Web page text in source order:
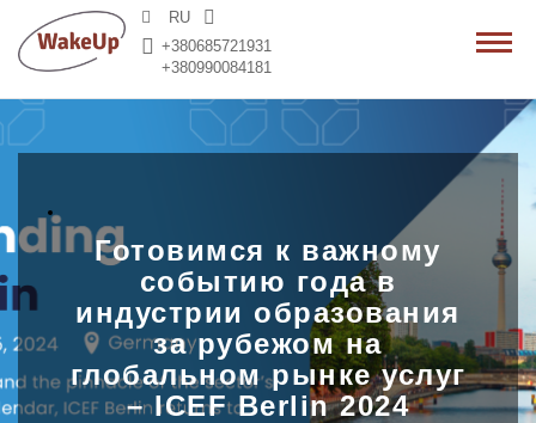
RU
+380685721931
+380990084181
Готовимся к важному
событию года в
индустрии образования
за рубежом на
глобальном рынке услуг
– ICEF Berlin 2024